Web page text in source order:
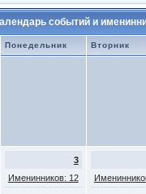
событий и
Понедельник Вторник
3
Именинников: 12